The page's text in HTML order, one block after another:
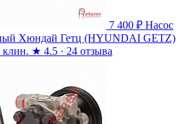
7 400 ₽ Насос
Хюндай Гетц (HYUNDAI GETZ)
клин. ★ 4.5 · 24 отзыва